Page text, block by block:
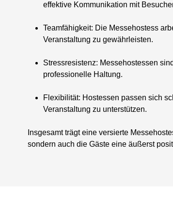
effektive Kommunikation mit
Teamfähigkeit: Die Messehostess
Veranstaltung zu gewährleisten.
Stressresistenz: Messehostessen
professionelle Haltung.
Flexibilität: Hostessen passen sich
Veranstaltung zu unterstützen.
Insgesamt trägt eine versierte
sondern auch die Gäste eine äußerst